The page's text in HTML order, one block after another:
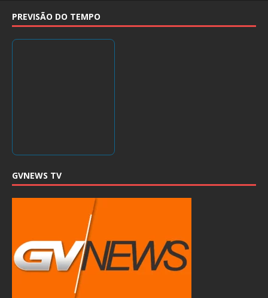
PREVISÃO DO TEMPO
GVNEWS TV